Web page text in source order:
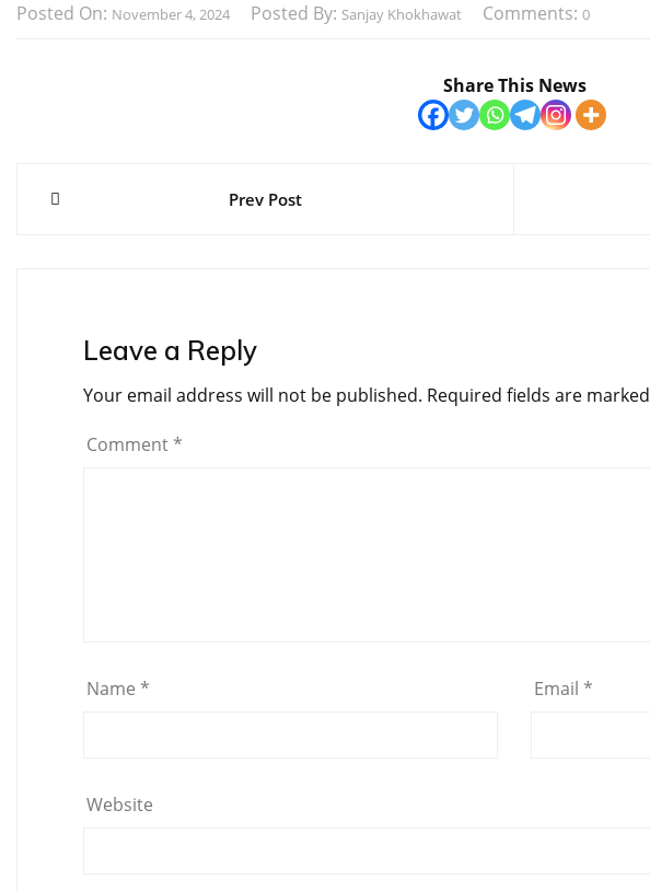
Posted On: November 4, 2024 Posted By: Sanjay Khokhawat Comments: 0
Share This News
Post
Prev Post
Leave a Reply
Your email address will not be published. Required fields are marked
Comment *
Name * Email *
Website